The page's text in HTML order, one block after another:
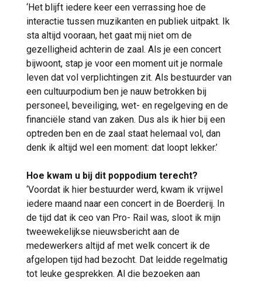
‘Het blijft iedere keer een verrassing hoe de
interactie tussen muzikanten en publiek uitpakt. Ik
sta altijd vooraan, het gaat mij niet om de
gezelligheid achterin de zaal. Als je een concert
bijwoont, stap je voor een moment uit je normale
leven dat vol verplichtingen zit. Als bestuurder van
een cultuurpodium ben je nauw betrokken bij
personeel, beveiliging, wet- en regelgeving en de
financiële stand van zaken. Dus als ik hier bij een
optreden ben en de zaal staat helemaal vol, dan
denk ik altijd wel een moment: dat loopt lekker.’
Hoe kwam u bij dit poppodium terecht?
‘Voordat ik hier bestuurder werd, kwam ik vrijwel
iedere maand naar een concert in de Boerderij. In
de tijd dat ik ceo van Pro- Rail was, sloot ik mijn
tweewekelijkse nieuwsbericht aan de
medewerkers altijd af met welk concert ik de
afgelopen tijd had bezocht. Dat leidde regelmatig
tot leuke gesprekken. Al die bezoeken aan